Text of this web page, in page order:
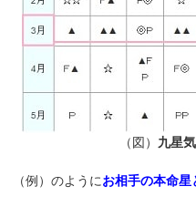
（図） 九星
（例）のようにお相手の本命星